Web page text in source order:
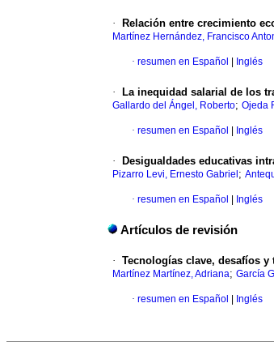
· Relación entre crecimiento
Martínez Hernández, Francisco
· resumen en Español Inglés
· La inequidad salarial de los
Gallardo del Ángel, Roberto; Ojeda
· resumen en Español Inglés
· Desigualdades educativas
Pizarro Levi, Ernesto Gabriel ;
· resumen en Español Inglés
Artículos de revisión
· Tecnologías clave, desafíos
Martínez Martínez, Adriana; García
· resumen en Español Inglés